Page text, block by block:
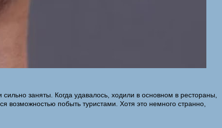
заняты. Когда удавалось, ходили в основном в рестораны,
возможностью побыть туристами. Хотя это немного странно,